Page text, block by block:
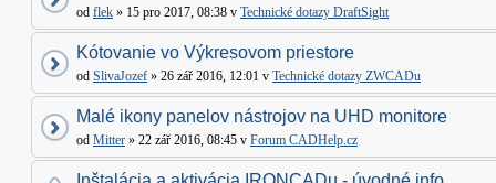
od flek » 15 pro 2017, 08:38 v Technické dotazy DraftSight
Kótovanie vo Výkresovom priestore
od SlivaJozef » 26 zář 2016, 12:01 v Technické dotazy ZWCADu
Malé ikony panelov nástrojov na UHD monitore
od Mitter » 22 zář 2016, 08:45 v Forum CADHelp.cz